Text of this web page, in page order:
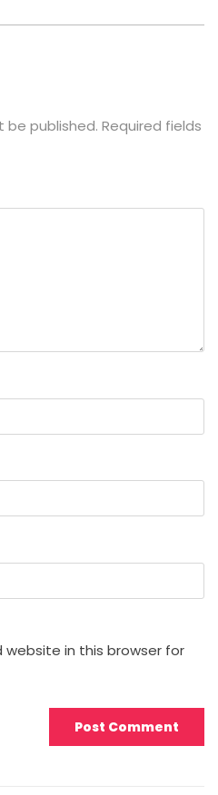
be published. Required fields
website in this browser for